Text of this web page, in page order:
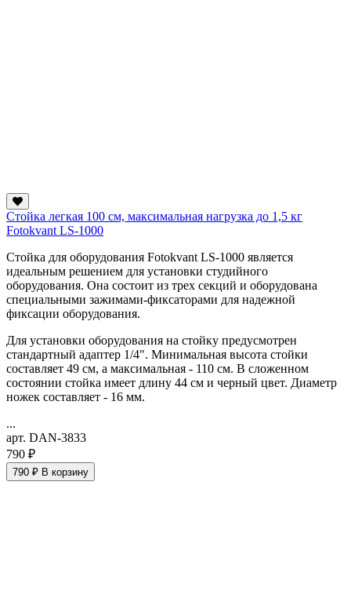
Стойка легкая 100 см, максимальная нагрузка до 1,5 кг
Fotokvant LS-1000
Стойка для оборудования Fotokvant LS-1000 является
идеальным решением для установки студийного
оборудования. Она состоит из трех секций и оборудована
специальными зажимами-фиксаторами для надежной
фиксации оборудования.
Для установки оборудования на стойку предусмотрен
стандартный адаптер 1/4". Минимальная высота стойки
составляет 49 см, а максимальная - 110 см. В сложенном
состоянии стойка имеет длину 44 см и черный цвет. Диаметр
ножек составляет - 16 мм.
...
арт. DAN-3833
790 ₽
790 ₽ В корзину